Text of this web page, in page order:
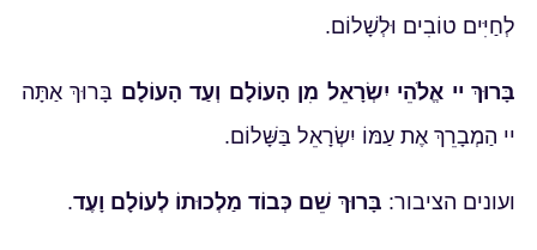
לְחַיִּים טוֹבִים וּלְשָׁלוֹם.
בָּרוּךְ יי אֱלֹהֵי יִשְׂרָאֵל מִן הָעוֹלָם וְעַד הָעוֹלָם בָּרוּךְ אַתָּה
יי הַמְבָרֵךְ אֶת עַמּוֹ יִשְׂרָאֵל בַּשָּׁלוֹם.
ועונים הציבור: בָּרוּךְ שֵׁם כְּבוֹד מַלְכוּתוֹ לְעוֹלָם וָעֶד.